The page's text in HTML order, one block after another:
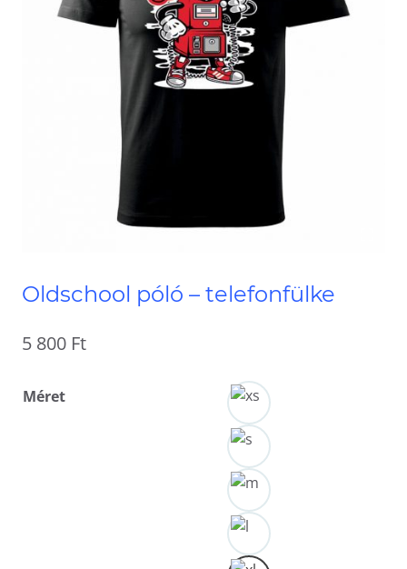
Oldschool póló – telefonfülke
5 800 Ft
Méret